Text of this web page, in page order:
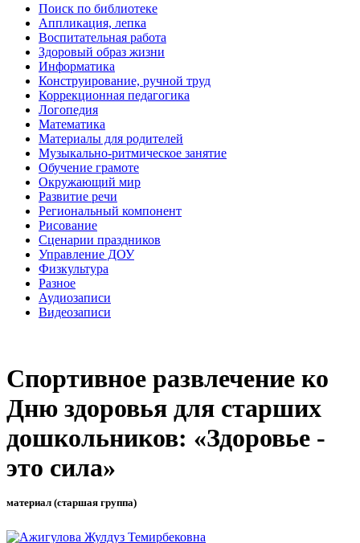
Поиск по библиотеке
Аппликация, лепка
Воспитательная работа
Здоровый образ жизни
Информатика
Конструирование, ручной труд
Коррекционная педагогика
Логопедия
Математика
Материалы для родителей
Музыкально-ритмическое занятие
Обучение грамоте
Окружающий мир
Развитие речи
Региональный компонент
Рисование
Сценарии праздников
Управление ДОУ
Физкультура
Разное
Аудиозаписи
Видеозаписи
Спортивное развлечение ко
Дню здоровья для старших
дошкольников: «Здоровье -
это сила»
материал (старшая группа)